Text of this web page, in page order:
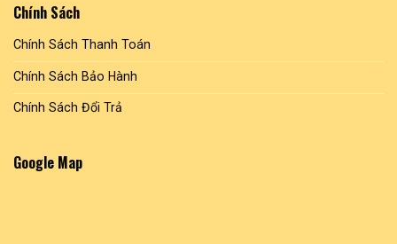
Chính Sách
Chính Sách Thanh Toán
Chính Sách Bảo Hành
Chính Sách Đổi Trả
Google Map